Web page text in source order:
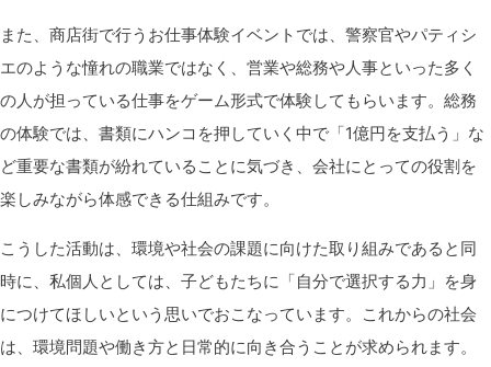
また、商店街で行うお仕事体験イベントでは、警察官やパティシ
エのような憧れの職業ではなく、営業や総務や人事といった多く
の人が担っている仕事をゲーム形式で体験してもらいます。総務
の体験では、書類にハンコを押していく中で「1億円を支払う」な
ど重要な書類が紛れていることに気づき、会社にとっての役割を
楽しみながら体感できる仕組みです。
こうした活動は、環境や社会の課題に向けた取り組みであると同
時に、私個人としては、子どもたちに「自分で選択する力」を身
につけてほしいという思いでおこなっています。これからの社会
は、環境問題や働き方と日常的に向き合うことが求められます。